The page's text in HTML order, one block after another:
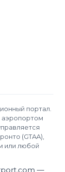
портал.
аэропортом
(GTAA),
или любой
—